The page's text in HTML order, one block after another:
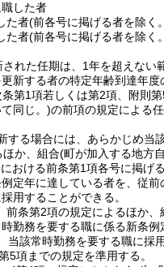
した者
た者(前各号に掲げる者を除く
た者(前各号に掲げる者を除く
れた任期は、1年を超えない
新する者の特定年齢到達年度
第1項若しくは第2項、附則
同じ。)の前項の規定による
る場合には、あらかじめ当
か、組合(町が加入する地方
における前条第1項各号に掲げ
定年に達している者を、従
用することができる。
条第2項の規定によるほか
勤務を要する職に係る新条
該常時勤務を要する職に採
5項までの規定を準用する。